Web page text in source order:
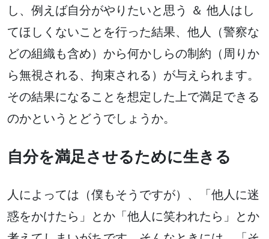
し、例えば自分がやりたいと思う ＆ 他人はし
てほしくないことを行った結果、他人（警察な
どの組織も含め）から何かしらの制約（周りか
ら無視される、拘束される）が与えられます。
その結果になることを想定した上で満足できる
のかというとどうでしょうか。
自分を満足させるために生きる
人によっては（僕もそうですが）、「他人に迷
惑をかけたら」とか「他人に笑われたら」とか